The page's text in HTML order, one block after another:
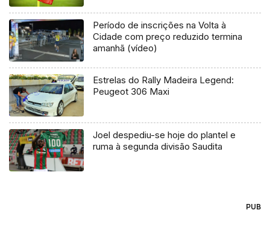
Período de inscrições na Volta à
Cidade com preço reduzido termina
amanhã (vídeo)
Estrelas do Rally Madeira Legend:
Peugeot 306 Maxi
Joel despediu-se hoje do plantel e
ruma à segunda divisão Saudita
PUB